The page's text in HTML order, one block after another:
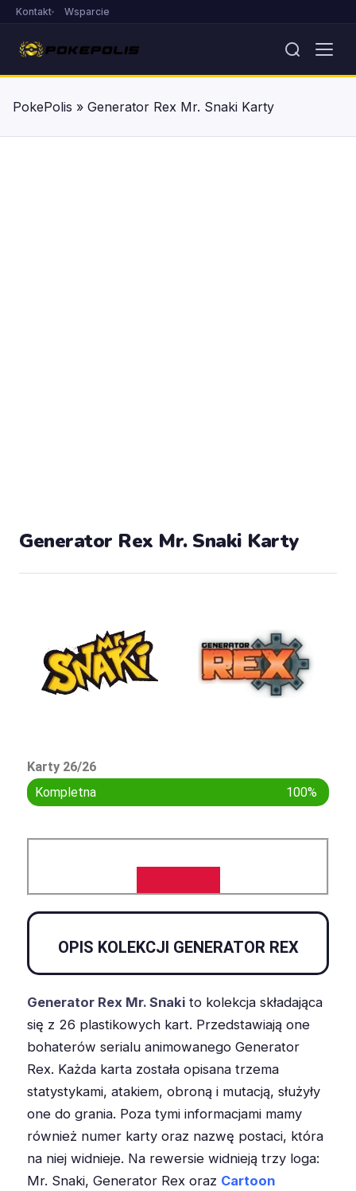
Kontakt Wsparcie
PokePolis » Generator Rex Mr. Snaki Karty
Generator Rex Mr. Snaki Karty
Karty 26/26
Kompletna
100%
OPIS KOLEKCJI GENERATOR REX
Generator Rex Mr. Snaki to kolekcja składająca
się z 26 plastikowych kart. Przedstawiają one
bohaterów serialu animowanego Generator
Rex. Każda karta została opisana trzema
statystykami, atakiem, obroną i mutacją, służyły
one do grania. Poza tymi informacjami mamy
również numer karty oraz nazwę postaci, która
na niej widnieje. Na rewersie widnieją trzy loga:
Mr. Snaki, Generator Rex oraz Cartoon